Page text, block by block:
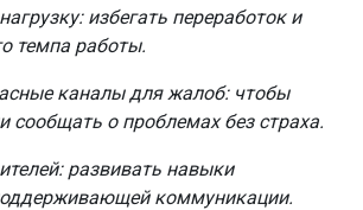
избегать переработок и
темпа работы.
каналы для жалоб: чтобы
сообщать о проблемах без страха.
развивать навыки
коммуникации.